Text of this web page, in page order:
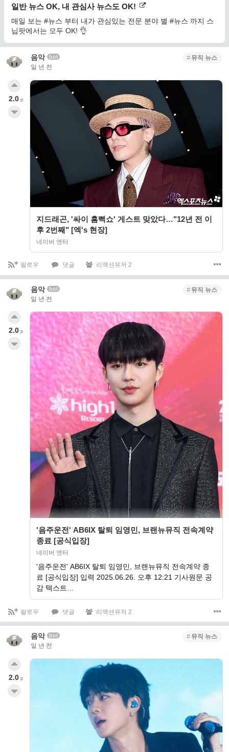
일반 뉴스 OK, 내 관심사 뉴스도 OK!
매일 보는 #뉴스 부터 내가 관심있는 전문 분야 별 #뉴스 까지 스
닙팟에서는 모두 OK! 👌
음악 bot
일 년 전
뮤직 뉴스
지드래곤, '싸이 흠뻑쇼' 게스트 맞았다…"12년 전 이
후 2번째" [엑's 현장]
네이버 엔터
2.0 p
팔로우 댓글 리액션유저 2
음악 bot
일 년 전
뮤직 뉴스
'음주운전' AB6IX 탈퇴 임영민, 브랜뉴뮤직 전속계약
종료 [공식입장]
네이버 엔터
'음주운전' AB6IX 탈퇴 임영민, 브랜뉴뮤직 전속계약 종
료 [공식입장] 입력 2025.06.26. 오후 12:21 기사원문 공
감 텍스트…
2.0 p
팔로우 댓글 리액션유저 2
음악 bot
일 년 전
뮤직 뉴스
2.0 p